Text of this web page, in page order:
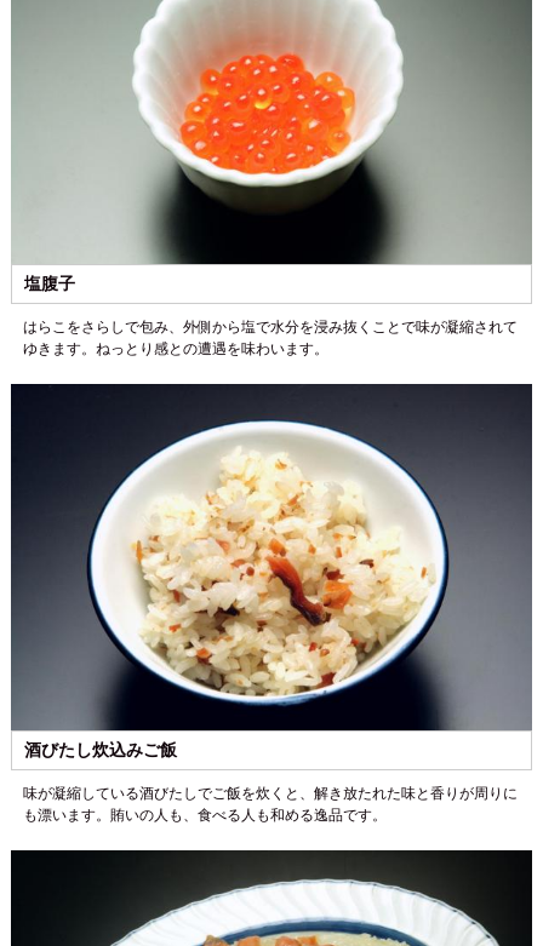
塩腹子
はらこをさらしで包み、外側から塩で水分を浸み抜くことで味が凝縮されて
ゆきます。ねっとり感との遭遇を味わいます。
酒びたし炊込みご飯
味が凝縮している酒びたしでご飯を炊くと、解き放たれた味と香りが周りに
も漂います。賄いの人も、食べる人も和める逸品です。